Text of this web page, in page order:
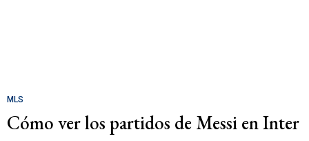
MLS
Cómo ver los partidos de Messi en Inter